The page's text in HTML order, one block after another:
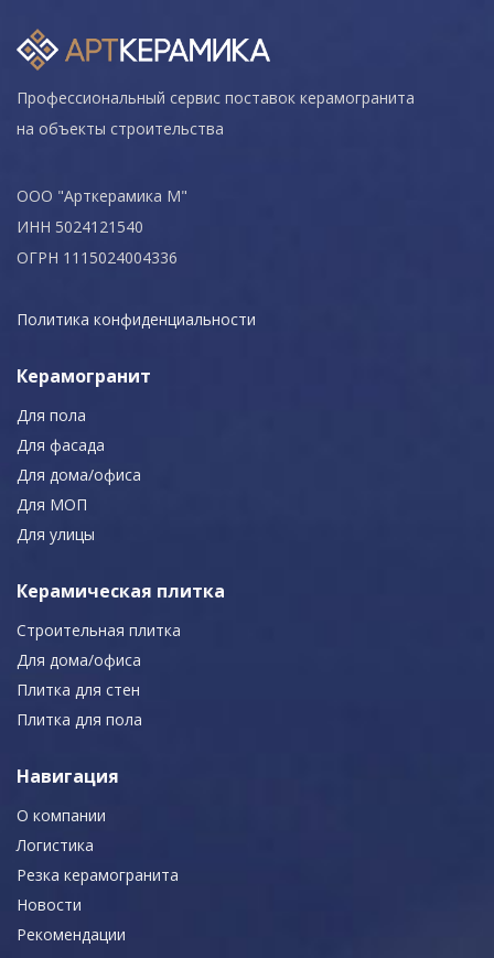
Профессиональный сервис поставок керамогранита
на объекты строительства
ООО "Арткерамика М"
ИНН 5024121540
ОГРН 1115024004336
Политика конфиденциальности
Керамогранит
Для пола
Для фасада
Для дома/офиса
Для МОП
Для улицы
Керамическая плитка
Строительная плитка
Для дома/офиса
Плитка для стен
Плитка для пола
Навигация
О компании
Логистика
Резка керамогранита
Новости
Рекомендации